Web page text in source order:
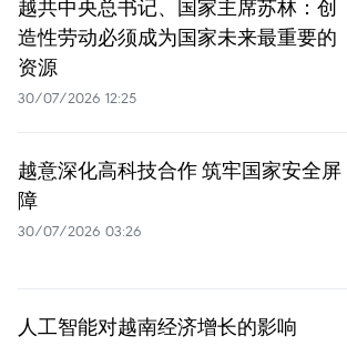
越共中央总书记、国家主席苏林：创
造性劳动必须成为国家未来最重要的
资源
30/07/2026 12:25
越意深化高科技合作 筑牢国家安全屏
障
30/07/2026 03:26
人工智能对越南经济增长的影响